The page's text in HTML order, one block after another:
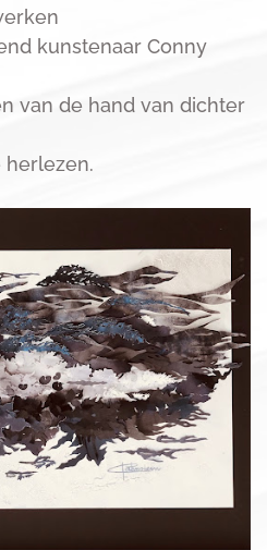
kunstenaar Conny
van de hand van dichter
herlezen.